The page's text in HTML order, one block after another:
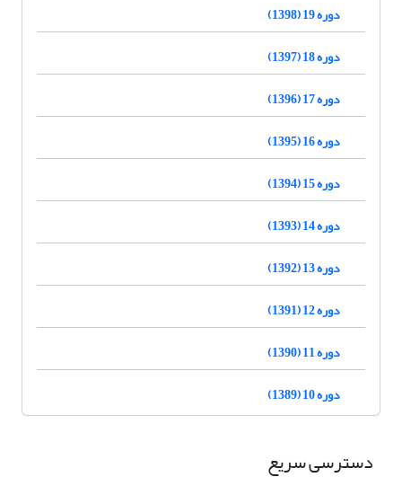
دوره 19 (1398)
دوره 18 (1397)
دوره 17 (1396)
دوره 16 (1395)
دوره 15 (1394)
دوره 14 (1393)
دوره 13 (1392)
دوره 12 (1391)
دوره 11 (1390)
دوره 10 (1389)
دسترسی سریع